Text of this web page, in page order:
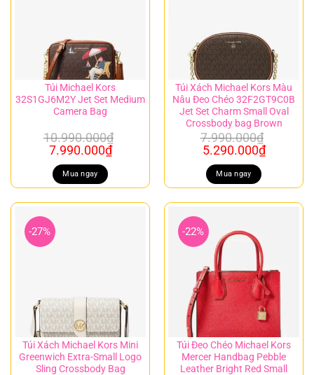
Túi Michael Kors
32S1GJ6M2Y Jet Set Medium
Camera Bag
10.990.000₫
Giá
gốc
là:
10.990.000₫.
7.990.000₫Giá
là:
7.990.000₫.
Mua ngay
Túi Xách Michael Kors Màu
Nâu Đeo Chéo 32F2GT9C0B
Jet Set Charm Small Oval
Crossbody bag Brown
7.990.000₫
Giá
gốc
là:
7.990.000₫.
5.290.000₫Giá
là:
Mua ngay
-27%
Túi Xách Michael Kors Mini
Greenwich Extra-Small Logo
Sling Crossbody Bag
-22%
Túi Đeo Chéo Michael Kors
Mercer Handbag Pebble
Leather Bright Red Small